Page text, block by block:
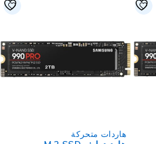
هاردات متحركة